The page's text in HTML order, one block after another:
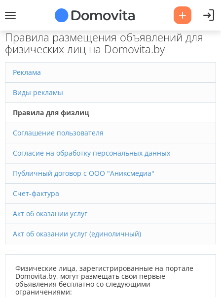
Правила размещения объявлений для
физических лиц на Domovita.by
Реклама
Виды рекламы
Правила для физлиц
Соглашение пользователя
Согласие на обработку персональных данных
Публичный договор с ООО "Аниксмедиа"
Счет-фактура
Акт об оказании услуг
Акт об оказании услуг (единоличный)
Физические лица, зарегистрированные на портале
Domovita.by, могут размещать свои первые
объявления бесплатно со следующими
ограничениями: